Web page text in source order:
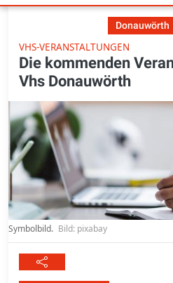
Donauwörth
VHS-VERANSTALTUNGEN
Die kommenden
Vhs Donauwörth
Symbolbild. Bild: pixabay